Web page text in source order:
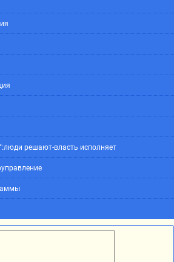
решают-власть исполняет